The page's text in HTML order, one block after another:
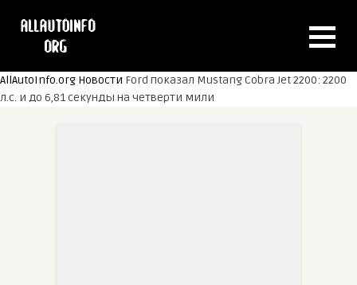
AllAutoInfo.org Новости Ford показал Mustang Cobra Jet 2200: 2200
л.с. и до 6,81 секунды на четверти мили